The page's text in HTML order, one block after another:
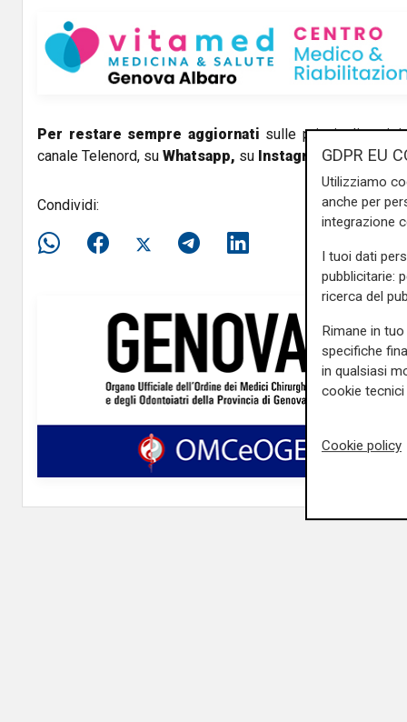
Per restare sempre aggiornati sulle principali
canale Telenord, su Whatsapp, su Instagram,su
Condividi:
GDPR EU
Utilizziamo
anche per
integrazione
I tuoi dati
pubblicitarie:
ricerca del
Rimane in
specifiche
in qualsiasi
cookie tecnici
Cookie policy